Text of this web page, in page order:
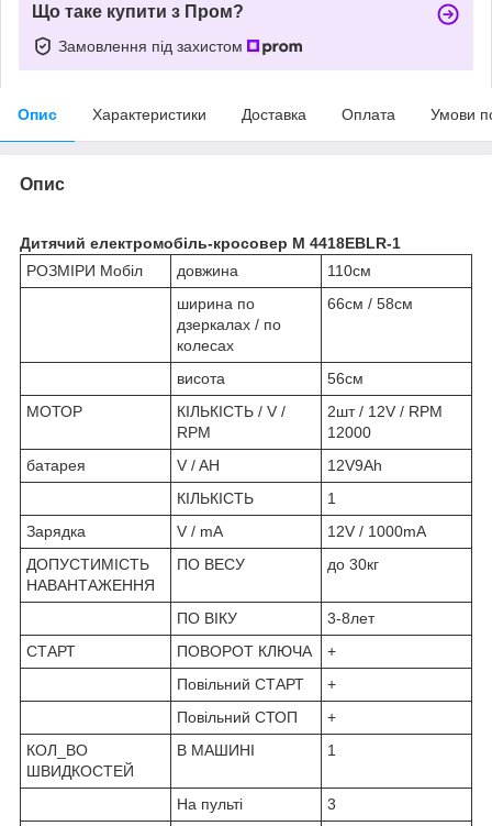
Що таке купити з Пром?
Замовлення під захистом
Опис Характеристики Доставка Оплата Умови
Опис
Дитячий електромобіль-кросовер M 4418EBLR-1
РОЗМІРИ Мобіл
довжина
110см
ширина по
дзеркалах / по
колесах
66см / 58см
висота
56см
МОТОР
КІЛЬКІСТЬ / V /
RPM
2шт / 12V / RPM
12000
батарея
V / AH
12V9Ah
КІЛЬКІСТЬ
1
Зарядка
V / mA
12V / 1000mA
ДОПУСТИМІСТЬ
НАВАНТАЖЕННЯ
ПО ВЕСУ до 30кг
ПО ВІКУ
3-8лет
СТАРТ
ПОВОРОТ КЛЮЧА
+
Повільний СТАРТ
+
Повільний СТОП
+
КОЛ_ВО
ШВИДКОСТЕЙ
В МАШИНІ 1
На пульті
3